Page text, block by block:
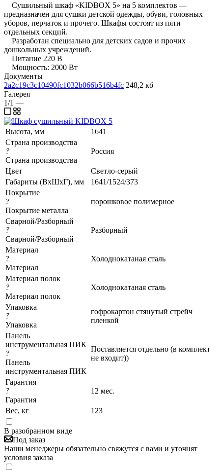
Сушильный шкаф «KIDBOX 5» на 5 комплектов —
предназначен для сушки детской одежды, обуви, головных
уборов, перчаток и прочего. Шкафы состоят из пяти
отдельных секций.
Разработан специально для детских садов и прочих
дошкольных учреждений.
Питание 220 В
Мощность: 2000 Вт
Документы
2a2c19c3c10490fc1032b066b516b4fc 248,2 кб
Галерея
1/1 —
Высота, мм
1641
Страна производства
?
Страна производства
Россия
Цвет
Светло-серый
Габариты (ВхШхГ), мм
1641/1524/373
Покрытие
?
Покрытие металла
порошковое полимерное
Сварной/Разборный
?
Сварной/Разборный
Разборный
Материал
?
Материал
Холоднокатаная сталь
Материал полок
?
Материал полок
Холоднокатаная сталь
Упаковка
?
Упаковка
гофрокартон стянутый стрейч
пленкой
Панель
инструментальная ПИК
?
Панель
инструментальная ПИК
Поставляется отдельно (в комплект
не входит))
Гарантия
?
Гарантия
12 мес.
Вес, кг 123
В разобранном виде
Под заказ
Наши менеджеры обязательно свяжутся с вами и уточнят
условия заказа